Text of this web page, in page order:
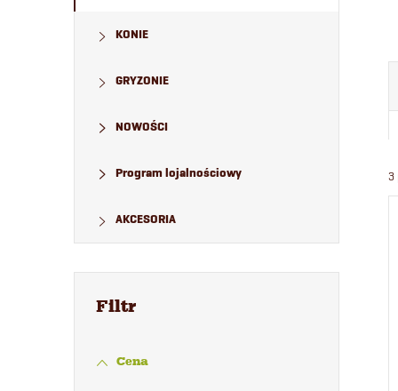
KONIE
GRYZONIE
NOWOŚCI
Program lojalnościowy
AKCESORIA
Cena
3